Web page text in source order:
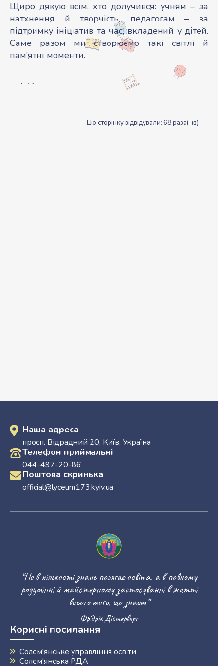
Щиро дякую всім, хто долучився: учням – за
натхнення й творчість, педагогам – за
підтримку ініціатив та час, вкладений у дітей.
Саме разом ми створюємо такі світлі й
пам’ятні моменти.
1 / 1
Цю сторінку відвідували: 68 раза(-ів)
Наша адреса
просп. Відрадний 20, Київ, Україна
Телефон приймальні
044-497-20-86
Поштова скринька
official@lyceum173.kyiv.ua
“Не в кількості знань полягає освіта, а в повному
розумінні й майстерному застосуванні в житті
всього того, що знаєш”
Фрідріх Дістерверг
Корисні посилання
Солом'янське управління освіти
Солом'янська РДА